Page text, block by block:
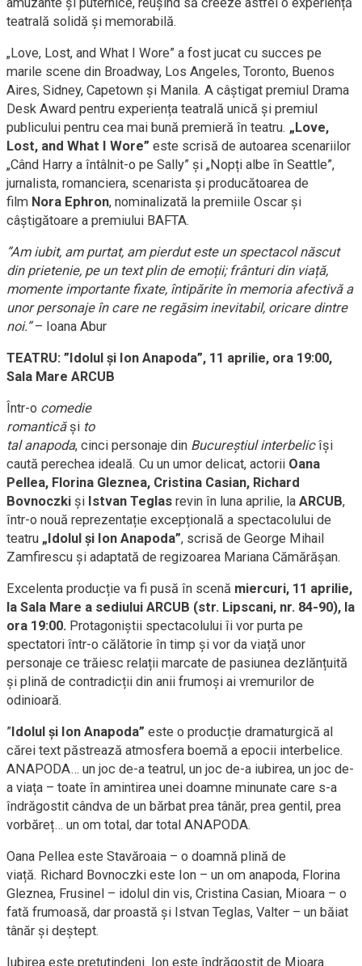
amuzante și puternice, reușind să creeze astfel o experiență
teatrală solidă și memorabilă.
„Love, Lost, and What I Wore” a fost jucat cu succes pe
marile scene din Broadway, Los Angeles, Toronto, Buenos
Aires, Sidney, Capetown și Manila. A câștigat premiul Drama
Desk Award pentru experiența teatrală unică și premiul
publicului pentru cea mai bună premieră în teatru. „Love,
Lost, and What I Wore” este scrisă de autoarea scenariilor
„Când Harry a întâlnit-o pe Sally” și „Nopți albe în Seattle”,
jurnalista, romanciera, scenarista și producătoarea de
film Nora Ephron, nominalizată la premiile Oscar și
câștigătoare a premiului BAFTA.
”Am iubit, am purtat, am pierdut este un spectacol născut
din prietenie, pe un text plin de emoții; frânturi din viață,
momente importante fixate, întipărite în memoria afectivă a
unor personaje în care ne regăsim inevitabil, oricare dintre
noi.”– Ioana Abur
TEATRU: ”Idolul și Ion Anapoda”, 11 aprilie, ora 19:00,
Sala Mare ARCUB
Într-o comedie
romanticăși to
tal anapoda, cinci personaje din Bucureștiul interbelicîși
caută perechea ideală. Cu un umor delicat, actorii Oana
Pellea, Florina Gleznea, Cristina Casian, Richard
Bovnoczki și Istvan Teglas revin în luna aprilie, la ARCUB,
într-o nouă reprezentație excepțională a spectacolului de
teatru „Idolul și Ion Anapoda”, scrisă de George Mihail
Zamfirescu și adaptată de regizoarea Mariana Cămărășan.
Excelenta producție va fi pusă în scenă miercuri, 11 aprilie,
la Sala Mare a sediului ARCUB (str. Lipscani, nr. 84-90), la
ora 19:00. Protagoniștii spectacolului îi vor purta pe
spectatori într-o călătorie în timp și vor da viață unor
personaje ce trăiesc relații marcate de pasiunea dezlănțuită
și plină de contradicții din anii frumoși ai vremurilor de
odinioară.
” Idolul și Ion Anapoda” este o producție dramaturgică al
cărei text păstrează atmosfera boemă a epocii interbelice.
ANAPODA… un joc de-a teatrul, un joc de-a iubirea, un joc de-
a viața – toate în amintirea unei doamne minunate care s-a
îndrăgostit cândva de un bărbat prea tânăr, prea gentil, prea
vorbăreț… un om total, dar total ANAPODA.
Oana Pellea este Stavăroaia – o doamnă plină de
viață. Richard Bovnoczki este Ion – un om anapoda, Florina
Gleznea, Frusinel – idolul din vis, Cristina Casian, Mioara – o
fată frumoasă, dar proastă și Istvan Teglas, Valter – un băiat
tânăr și deștept.
Iubirea este pretutindeni. Ion este îndrăgostit de Mioara.